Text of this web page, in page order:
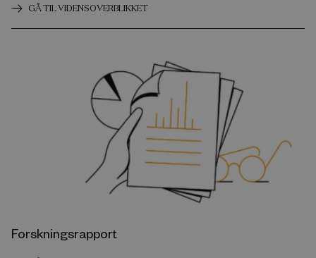
GÅ TIL VIDENSOVERBLIKKET
Forskningsrapport